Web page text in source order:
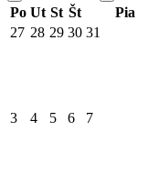
Po Ut St Št Pia
27 28 29 30 31
3 4 5 6 7